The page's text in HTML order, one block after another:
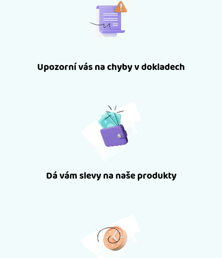
Upozorní vás na chyby v dokladech
Dá vám slevy na naše produkty